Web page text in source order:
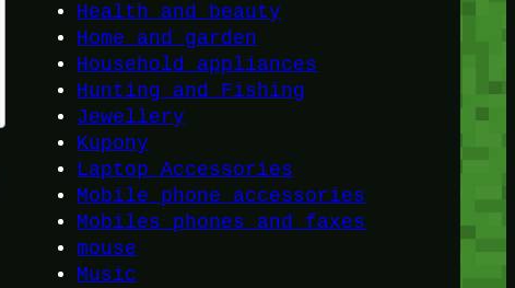
Health and beauty
Home and garden
Household appliances
Hunting and Fishing
Jewellery
Kupony
Laptop Accessories
Mobile phone accessories
Mobiles phones and faxes
mouse
Music